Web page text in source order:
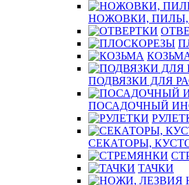
НОЖОВКИ,
ПОДВЯЗКИ ДЛЯ
ПОСАДОЧНЫЙ
СЕКАТОРЫ,
ТАЧКИ